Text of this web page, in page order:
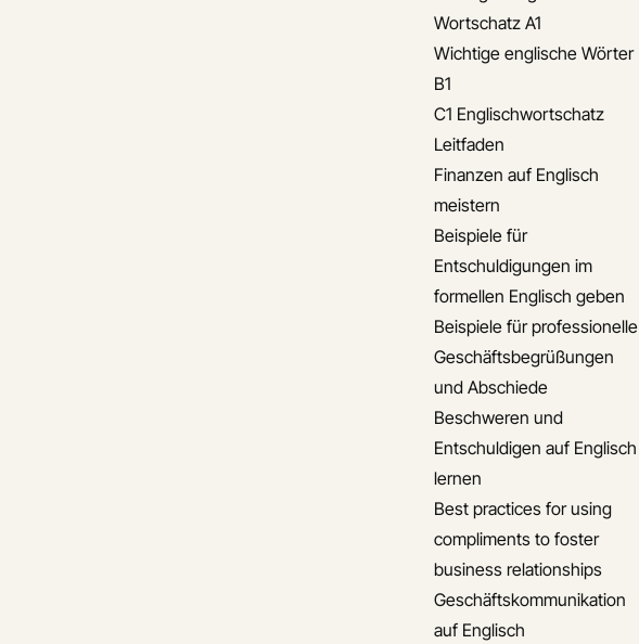
Wortschatz A1
Wichtige englische Wörter
B1
C1 Englischwortschatz
Leitfaden
Finanzen auf Englisch
meistern
Beispiele für
Entschuldigungen im
formellen Englisch geben
Beispiele für professionelle
Geschäftsbegrüßungen
und Abschiede
Beschweren und
Entschuldigen auf Englisch
lernen
Best practices for using
compliments to foster
business relationships
Geschäftskommunikation
auf Englisch